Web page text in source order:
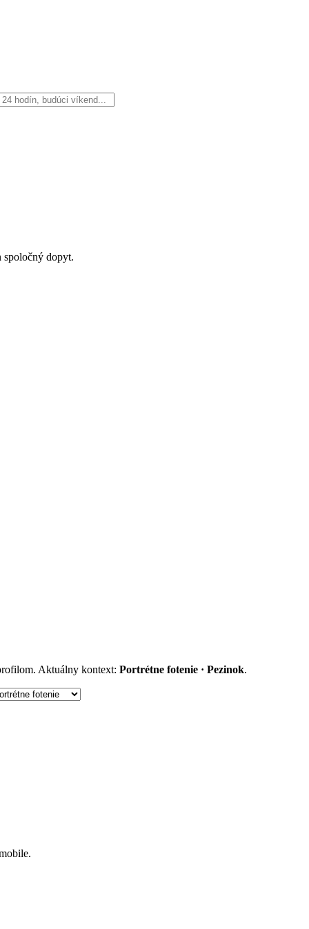
spoločný dopyt.
Aktuálny kontext: Portrétne fotenie · Pezinok.